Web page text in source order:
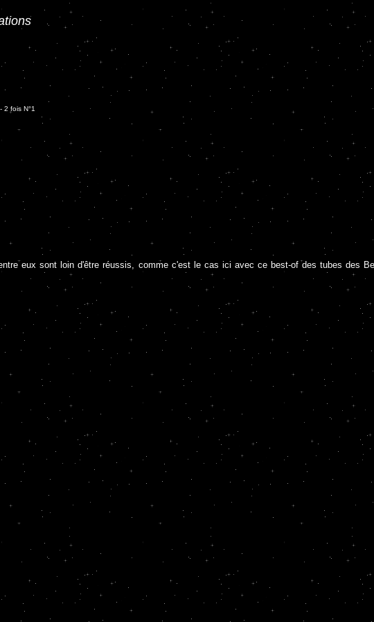
2 fois N°1
eux sont loin d'être réussis, comme c'est le cas ici avec ce best-of des tubes des